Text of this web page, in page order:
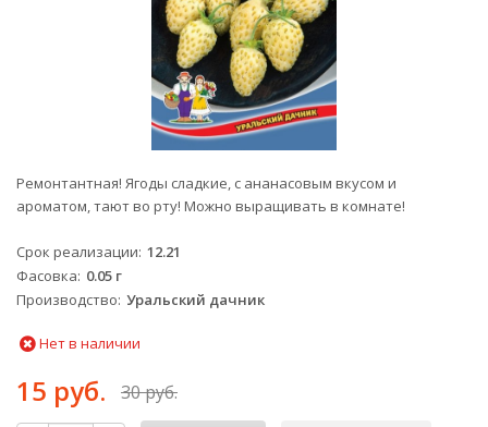
Ремонтантная! Ягоды сладкие, с ананасовым вкусом и
ароматом, тают во рту! Можно выращивать в комнате!
Срок реализации 12.21
Фасовка 0.05 г
Производство Уральский дачник
Нет в наличии
15 руб. 30 руб.